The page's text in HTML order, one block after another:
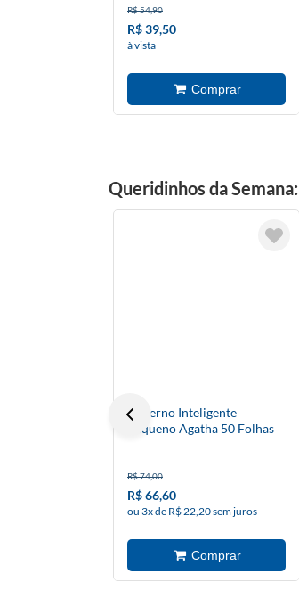
R$ 54,90
R$ 39,50
à vista
Queridinhos da Semana:
Caderno Inteligente
Pequeno Agatha 50 Folhas
R$ 74,00
R$ 66,60
ou 3x de R$ 22,20 sem juros